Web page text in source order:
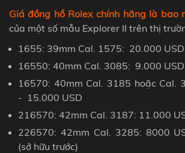
Giá đồng hồ Rolex chính hãng là bao
của một số mẫu Explorer II trên thị
1655: 39mm Cal. 1575: 20. 000 USD
16550: 40mm Cal. 3085: 9. 000 USD
16570: 40mm Cal. 3185 hoặc Cal.
- 15. 000 USD
216570: 42mm Cal. 3187: 11. 000
226570: 42mm Cal. 3285: 8000
(sở hữu trước)